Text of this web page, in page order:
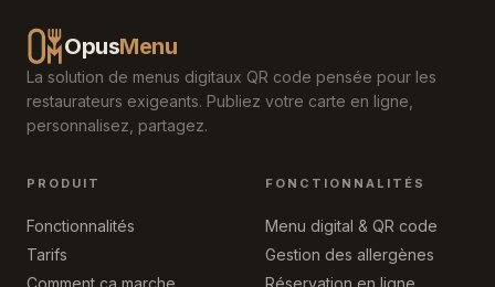
OpusMenu
La solution de menus digitaux QR code pensée pour les
restaurateurs exigeants. Publiez votre carte en ligne,
personnalisez, partagez.
PRODUIT
Fonctionnalités
Tarifs
Comment ça marche
FONCTIONNALITÉS
Menu digital & QR code
Gestion des allergènes
Réservation en ligne